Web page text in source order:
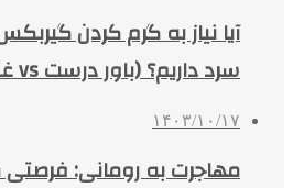
آیا نیاز به گرم کردن
سرد داریم؟ (باور درست vs غلط)
۱۴۰۳/۱۰/۱۷
مهاجرت به رومانی: فرصتی